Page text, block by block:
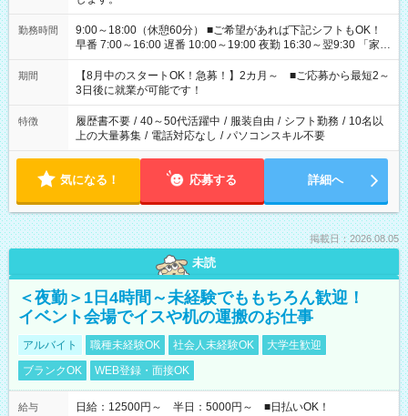
勤務時間
9:00～18:00（休憩60分） ■ご希望があれば下記シフトもOK！
早番 7:00～16:00 遅番 10:00～19:00 夜勤 16:30～翌9:30 「家族
と休みを合わせたい」 「余裕を持って夕飯の準備がしたい」
「できれば残業はしたくない」 など、ご希望を教えてください
ね。 ※Wワーク希望の方へ 今ご覧のお仕事で希望する勤務時間
と、もう1つのお仕事の勤務時間。 合計で週40時間を超える場
合は応募できません。
期間
【8月中のスタートOK！急募！】2カ月～ ■ご応募から最短2～
3日後に就業が可能です！
特徴 履歴書不要 / 40～50代活躍中 / 服装自由 / シフト勤務 / 10名以
上の大量募集 / 電話対応なし / パソコンスキル不要
気になる！ 応募する 詳細へ
掲載日：2026.08.05
未読
＜夜勤＞1日4時間～未経験でももちろん歓迎！
イベント会場でイスや机の運搬のお仕事
アルバイト 職種未経験OK 社会人未経験OK
大学生歓迎
ブランクOK
WEB登録・面接OK
給与
日給：12500円～ 半日：5000円～ ■日払いOK！